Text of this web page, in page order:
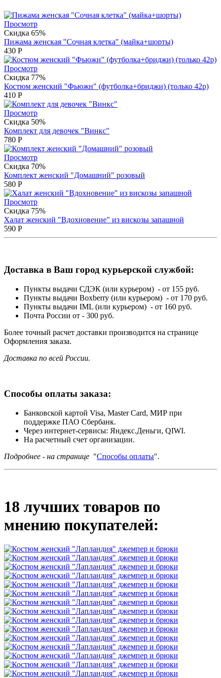
Просмотр
Скидка 65%
Пижама женская "Сочная клетка" (майка+шорты)
430 Р
Просмотр
Скидка 77%
Костюм женский "Фьюжн" (футболка+бриджи) (только 42р)
410 Р
Просмотр
Скидка 50%
Комплект для девочек "Винкс"
780 Р
Просмотр
Скидка 70%
Комплект женский "Домашний" розовый
580 Р
Просмотр
Скидка 75%
Халат женский "Вдохновение" из вискозы запашной
590 Р
Доставка в Ваш город курьерской службой:
Пункты выдачи СДЭК (или курьером) - от 155 руб.
Пункты выдачи Boxberry (или курьером) - от 170 руб.
Пункты выдачи IML (или курьером) - от 160 руб.
Почта России от - 300 руб.
Более точный расчет доставки производится на странице
Оформления заказа.
Доставка по всей России.
Способы оплаты заказа:
Банковской картой Visa, Master Card, МИР при
поддержке ПАО Сбербанк.
Через интернет-сервисы: Яндекс.Деньги, QIWI.
На расчетный счет организации.
Подробнее - на странице "Способы оплаты".
18 лучших товаров по
мнению покупателей: